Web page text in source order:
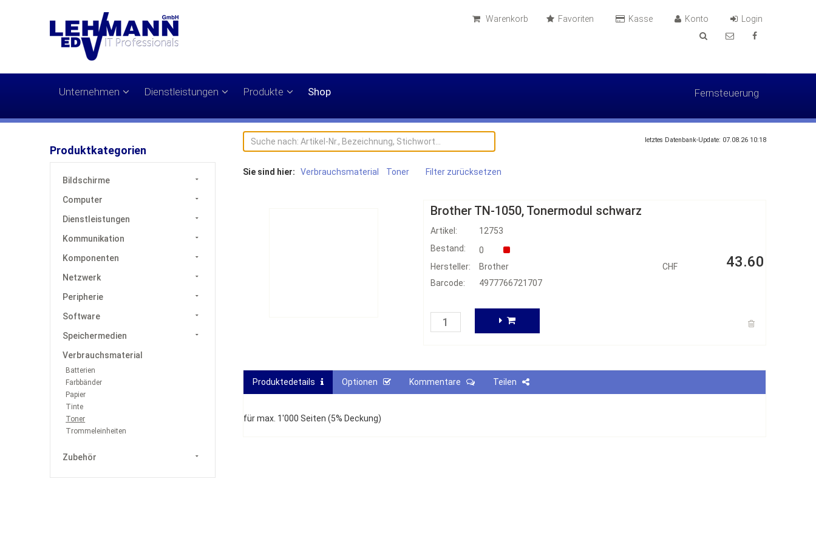
Warenkorb Favoriten Kasse Konto Login
Unternehmen Dienstleistungen Produkte Shop Fernsteuerung
Produktkategorien
Bildschirme
Computer
Dienstleistungen
Kommunikation
Komponenten
Netzwerk
Peripherie
Software
Speichermedien
Verbrauchsmaterial
Batterien
Farbbänder
Papier
Tinte
Toner
Trommeleinheiten
Zubehör
letztes Datenbank-Update: 07.08.26 10:18
Sie sind hier: Verbrauchsmaterial Toner Filter zurücksetzen
Brother TN-1050, Tonermodul schwarz
Artikel: 12753
CHF 43.60
Bestand:
0
Hersteller:
Brother
Barcode:
4977766721707
Produktedetails Optionen Kommentare Teilen
für max. 1'000 Seiten (5% Deckung)